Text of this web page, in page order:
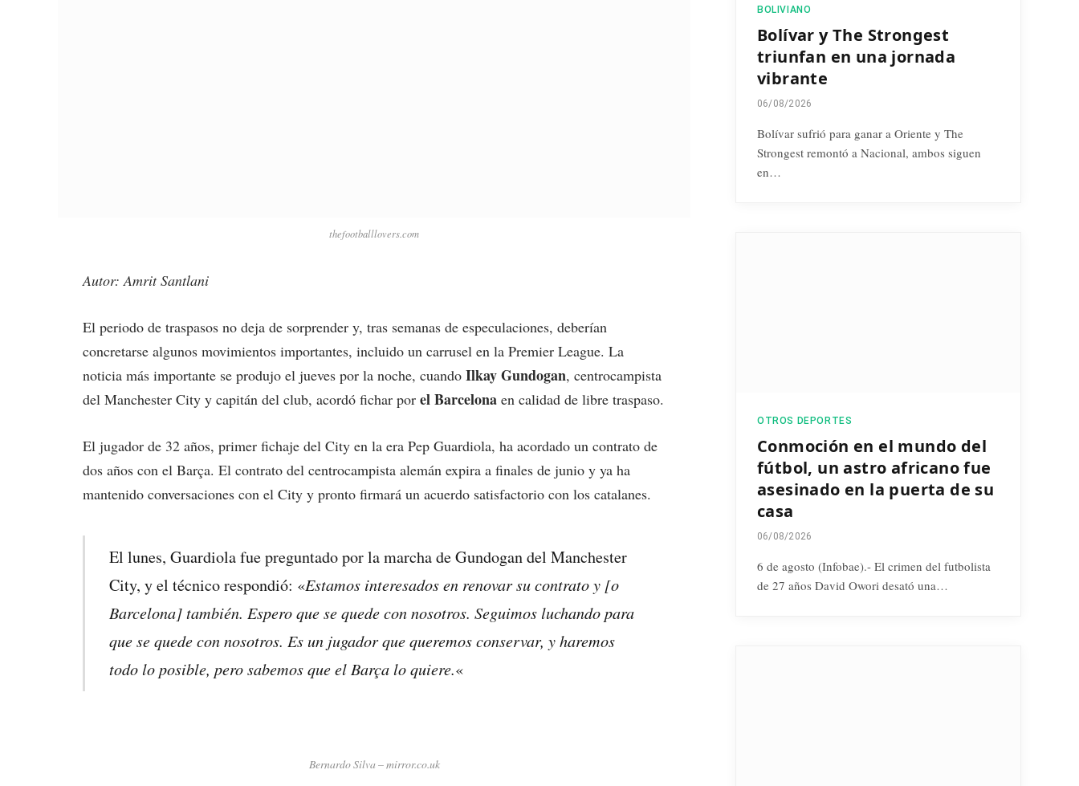
thefootballlovers.com
Autor: Amrit Santlani
El periodo de traspasos no deja de sorprender y, tras semanas de especulaciones, deberían
concretarse algunos movimientos importantes, incluido un carrusel en la Premier League. La
noticia más importante se produjo el jueves por la noche, cuando Ilkay Gundogan, centrocampista
del Manchester City y capitán del club, acordó fichar por el Barcelona en calidad de libre traspaso.
El jugador de 32 años, primer fichaje del City en la era Pep Guardiola, ha acordado un contrato de
dos años con el Barça. El contrato del centrocampista alemán expira a finales de junio y ya ha
mantenido conversaciones con el City y pronto firmará un acuerdo satisfactorio con los catalanes.
El lunes, Guardiola fue preguntado por la marcha de Gundogan del Manchester
City, y el técnico respondió: «Estamos interesados en renovar su contrato y [o
Barcelona] también. Espero que se quede con nosotros. Seguimos luchando para
que se quede con nosotros. Es un jugador que queremos conservar, y haremos
todo lo posible, pero sabemos que el Barça lo quiere.«
Bernardo Silva – mirror.co.uk
BOLIVIANO
Bolívar y The Strongest
triunfan en una jornada
vibrante
06/08/2026
Bolívar sufrió para ganar a Oriente y The
Strongest remontó a Nacional, ambos siguen
en…
OTROS DEPORTES
Conmoción en el mundo del
fútbol, un astro africano fue
asesinado en la puerta de su
casa
06/08/2026
6 de agosto (Infobae).- El crimen del futbolista
de 27 años David Owori desató una…